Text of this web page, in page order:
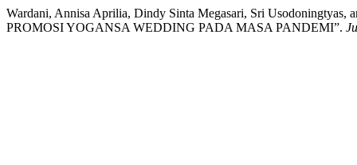
Wardani, Annisa Aprilia, Dindy Sinta Megasari, Sri
PROMOSI YOGANSA WEDDING PADA MASA PANDEMI”.